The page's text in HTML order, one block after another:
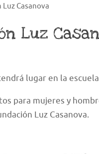
Casanova
Luz
lugar en la
para mujeres y
Luz Casanova.